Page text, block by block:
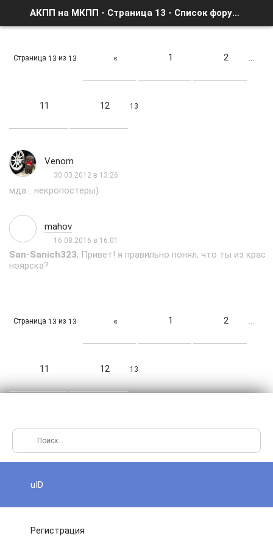
АКПП на МКПП - Страница 13 - Список форумов
Страница 13 из 13 « 1 2 …
11 12 13
Venom
30.03.2012 в 13:26
мда... некропостеры)
mahov
16.08.2016 в 16:01
San-Sanich323, Привет! я правильно понял, что ты из крас
ноярска?
Страница 13 из 13 « 1 2 …
11 12 13
uID
Регистрация